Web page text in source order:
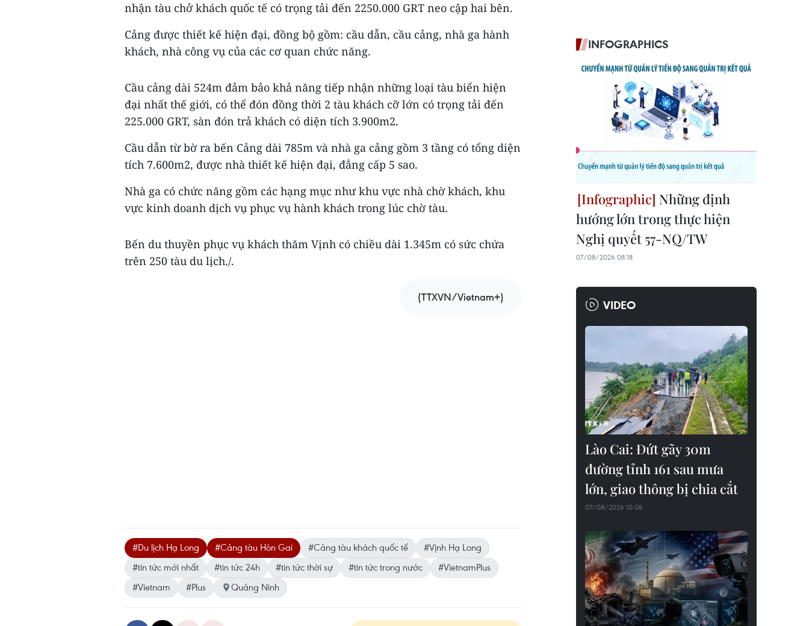
nhận tàu chở khách quốc tế có trọng tải đến 2250.000 GRT neo cập hai bên.
Cảng được thiết kế hiện đại, đồng bộ gồm: cầu dẫn, cầu cảng, nhà ga hành
khách, nhà công vụ của các cơ quan chức năng.
Cầu cảng dài 524m đảm bảo khả năng tiếp nhận những loại tàu biển hiện
đại nhất thế giới, có thể đón đồng thời 2 tàu khách cỡ lớn có trọng tải đến
225.000 GRT, sàn đón trả khách có diện tích 3.900m2.
Cầu dẫn từ bờ ra bến Cảng dài 785m và nhà ga cảng gồm 3 tầng có tổng diện
tích 7.600m2, được nhà thiết kế hiện đại, đẳng cấp 5 sao.
Nhà ga có chức năng gồm các hạng mục như khu vực nhà chờ khách, khu
vực kinh doanh dịch vụ phục vụ hành khách trong lúc chờ tàu.
Bến du thuyền phục vụ khách thăm Vịnh có chiều dài 1.345m có sức chứa
trên 250 tàu du lịch./.
(TTXVN/Vietnam+)
#Du lịch Hạ Long #Cảng tàu Hòn Gai #Cảng tàu khách quốc tế
#Vịnh Hạ Long
#tin tức mới nhất
#tin tức 24h #tin tức thời sự #tin tức trong nước
#VietnamPlus
#Vietnam
#Plus Quảng Ninh
INFOGRAPHICS
Những định
hướng lớn trong thực hiện
Nghị quyết 57-NQ/TW
07/08/2026 08:18
VIDEO
Lào Cai: Đứt gãy 30m
đường tỉnh 161 sau mưa
lớn, giao thông bị chia cắt
07/08/2026 10:08